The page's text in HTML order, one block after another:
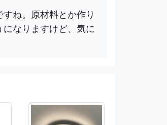
ね。原材料とか作り
なりますけど、気に